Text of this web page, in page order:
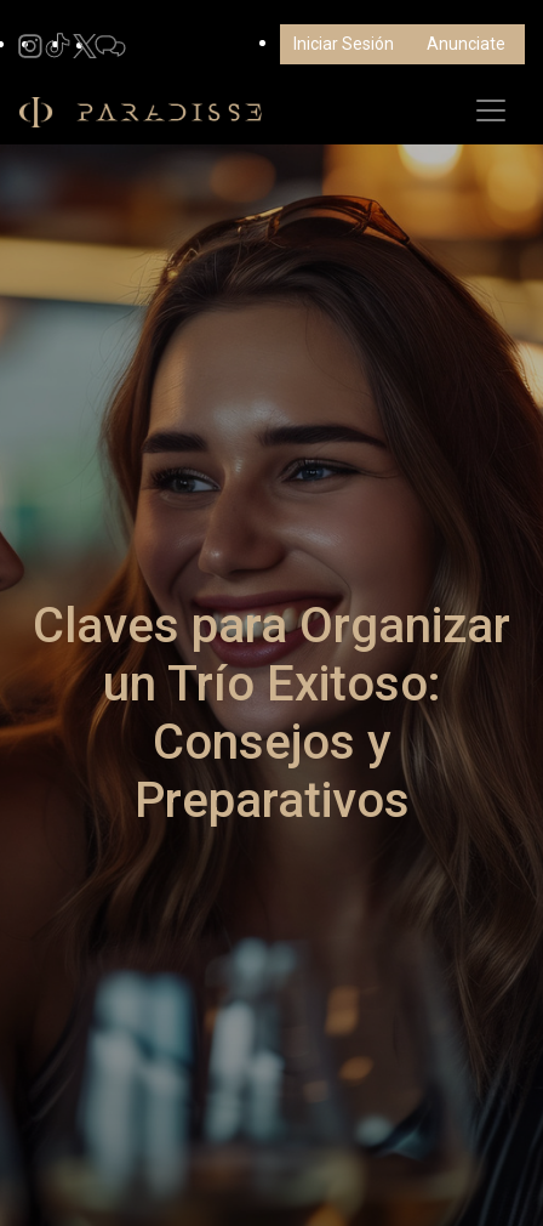
Iniciar Sesión Anunciate
Claves para Organizar
un Trío Exitoso:
Consejos y
Preparativos